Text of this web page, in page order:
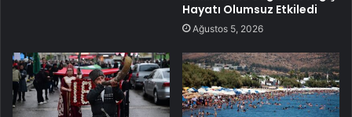
Hayatı Olumsuz Etkiledi
Ağustos 5, 2026